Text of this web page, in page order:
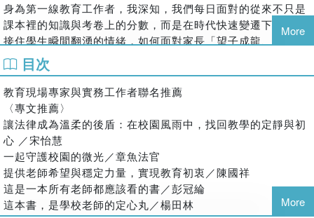
臺中市候用校長 蔡昌樺
（依姓名筆劃排列）
很多衝突，並不是出於惡意，
而是不知道「原來這樣不可以」，
清楚程序與界線，才能守住專業。
◤給每天認真教學、努力守護孩子的你，
在關鍵時刻，不必再孤軍奮戰◢
教育現場很辛苦，我知道。
這些年，我站在教育現場另一側，
經歷
教育部專科以上學校校園霸凌事件審議委員會委員
教育部高級中等以下學校校園霸凌事件審議委員會委員
教育部校長事件審議會、校事會議、霸凌、教保相關人員違法
高雄市、屏東縣高級中等學校學生再申訴評議委員會委員
高雄市、屏東縣校園性別事件調查專業人才庫
教育部、高雄市、屏東縣性別平等教育委員會委員
屏東縣教師申訴評議委員會委員
歡迎追蹤
Kitty Mao毛律師的「律師帶您看校園裡的大小事」
身為第一線教育工作者，我深知，我們每日面對的從來不只是
課本裡的知識與考卷上的分數，而是在時代快速變遷下，如何
接住學生瞬間翻湧的情緒，如何面對家長「望子成龍、望女成
鳳」的殷切期待，以及排解職場中不時迭起的隱形壓力。
毛律師的新作《律師帶你看校園大小事2：老師必知的33個法
律問題》，彷如一盞點亮老師職涯的守護明燈。書中最令我動
容之處，不僅在於其清晰梳理了33 個校園中極易觸礁的法律
情境：從不當管教、違法處罰，到教學不力、師生界線與職場
霸凌等，更在於毛律師讓每位在教室裡殫精竭慮、溫柔付出的
師者，在不可預知的風雨來臨時，能擁有一份不致慌亂的定
靜。
毛律師始終帶著對校園人事的溫柔同理，讓我們看清，在冰冷
More
目次
教育現場專家與實務工作者聯名推薦
〈專文推薦〉
讓法律成為溫柔的後盾：在校園風雨中，找回教學的定靜與初
心 ／宋怡慧
一起守護校園的微光／章魚法官
提供老師希望與穩定力量，實現教育初衷／陳國祥
這是一本所有老師都應該看的書／彭冠綸
這本書，是學校老師的定心丸／楊田林
More